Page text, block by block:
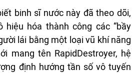
binh sĩ nước này đã theo dõi,
hiệu hóa thành công các “bầy
lái bằng một loại vũ khí năng
mang tên RapidDestroyer, hệ
định hướng tần số vô tuyến